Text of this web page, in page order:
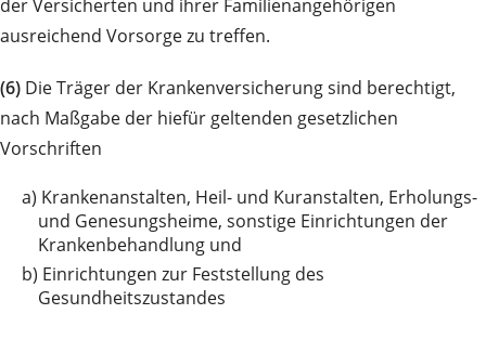
der Versicherten und ihrer Familienangehörigen
ausreichend Vorsorge zu treffen.
(6) Die Träger der Krankenversicherung sind berechtigt,
nach Maßgabe der hiefür geltenden gesetzlichen
Vorschriften
a) Krankenanstalten, Heil- und Kuranstalten, Erholungs-
und Genesungsheime, sonstige Einrichtungen der
Krankenbehandlung und
b) Einrichtungen zur Feststellung des
Gesundheitszustandes